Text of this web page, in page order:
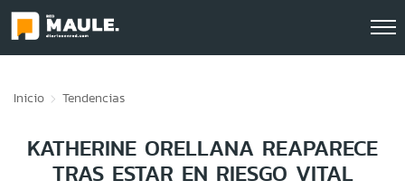
Inicio Tendencias
KATHERINE ORELLANA REAPARECE
TRAS ESTAR EN RIESGO VITAL